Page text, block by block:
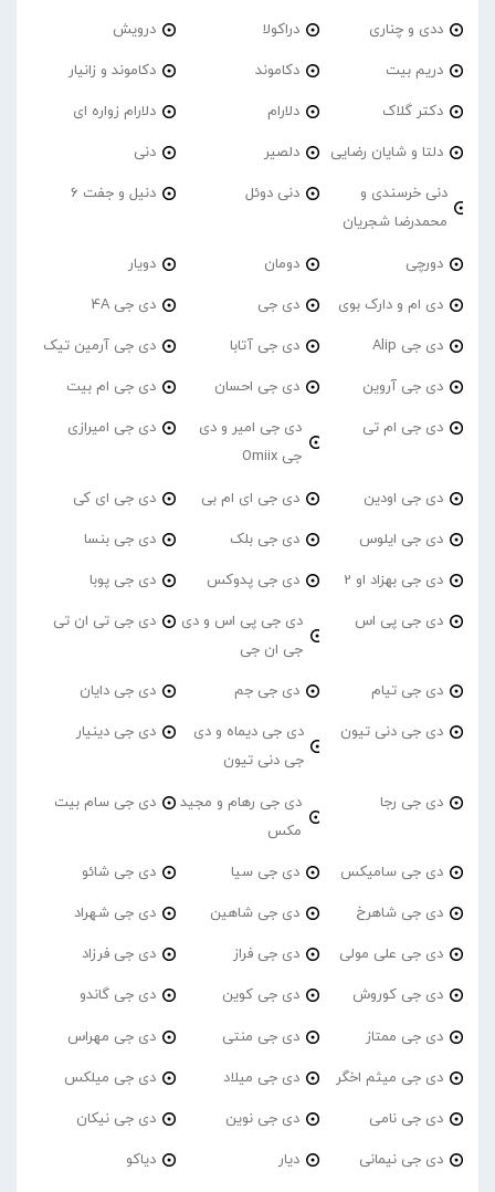
ددی و چناری دراکولا درویش
دریم بیت دکاموند دکاموند و زانیار
دکتر گلاک دلارام دلارام زواره ای
دلتا و شایان رضایی دلصیر دنی
دنی خرسندی و
محمدرضا شجریان
دنی دوئل دنیل و جفت 6
دورچی دومان دویار
دی ام و دارک بوی دی جی دی جی 4A
دی جی Alip دی جی آتابا دی جی آرمین تیک
دی جی آروین دی جی احسان دی جی ام بیت
دی جی ام تی
دی جی امیر و دی
جی Omiix
دی جی امیرازی
دی جی اودین دی جی ای ام بی دی جی ای کی
دی جی ایلوس دی جی بلک دی جی بنسا
دی جی بهزاد او 2 دی جی پدوکس دی جی پوبا
دی جی پی اس
دی جی پی اس و دی
جی ان جی
دی جی تی ان تی
دی جی تیام دی جی جم دی جی دایان
دی جی دنی تیون
دی جی دیماه و دی
جی دنی تیون
دی جی دینیار
دی جی رجا
دی جی رهام و مجید
مکس
دی جی سام بیت
دی جی سامیکس دی جی سیا دی جی شائو
دی جی شاهرخ دی جی شاهین دی جی شهراد
دی جی علی مولی دی جی فراز دی جی فرزاد
دی جی کوروش دی جی کوین دی جی گاندو
دی جی ممتاز دی جی منتی دی جی مهراس
دی جی میثم اخگر دی جی میلاد دی جی میلکس
دی جی نامی دی جی نوین دی جی نیکان
دی جی نیمانی دیار دیاکو